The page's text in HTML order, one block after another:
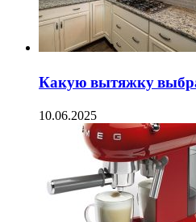
Какую вытяжку
10.06.2025